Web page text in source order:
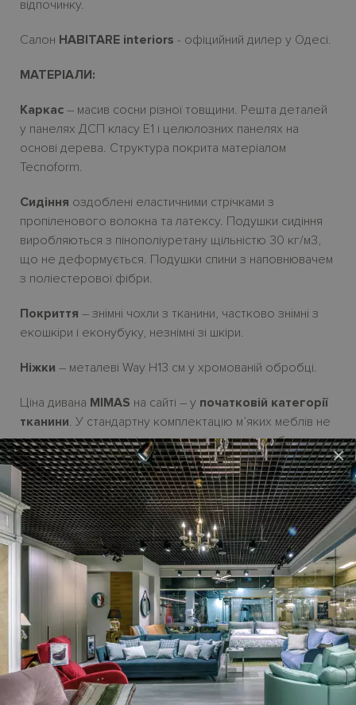
×
відпочинку.
Салон HABITARE interiors - офіцийний дилер у Одесі.
МАТЕРІАЛИ:
Каркас – масив сосни різної товщини. Решта деталей
у панелях ДСП класу Е1 і целюлозних панелях на
основі дерева. Структура покрита матеріалом
Tecnoform.
Сидіння оздоблені еластичними стрічками з
пропіленового волокна та латексу. Подушки сидіння
виробляються з пінополіуретану щільністю 30 кг/м3,
що не деформується. Подушки спини з наповнювачем
з поліестерової фібри.
Покриття – знiмнi чохли з тканини, частково знiмнi з
екошкiри і еконубуку, незнімні зі шкіри.
Ніжки – металеві Way H13 см у хромованій обробці.
Ціна дивана MIMAS на сайті – у початковій категорії
тканини. У стандартну комплектацію м’яких меблів не
входять декоративні подушки,ціну наякі треба
обчислювати додатково.
Можливі розміри лінійного дивана:
138-, 158- і 178 см | глибина 97 см | висота H88 см.
Можливі форми - лінійний, кутовий, П-подібний.
У колекції є пуф.
Виготовля ться під замовлення. Термін постачання з
Італіїдо 2,5 місяців.
Гарантійний термін- 18 місяців.